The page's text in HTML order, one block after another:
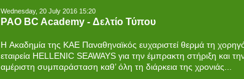
Wednesday, 20 July 2016 15:20
PAO BC Academy - Δελτίο Τύπου
H Ακαδημία της ΚΑΕ Παναθηναϊκός ευχαριστεί θερμά τη
εταιρεία HELLENIC SEAWAYS για την έμπρακτη στήριξη και
αμέριστη συμπαράσταση καθ’ όλη τη διάρκεια της χρονιάς...